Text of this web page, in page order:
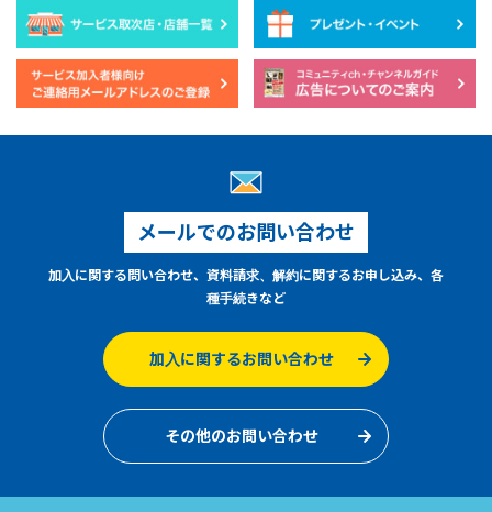
メールでのお問い合わせ
加入に関する問い合わせ、資料請求、解約に関するお申し込み、各
種手続きなど
加入に関するお問い合わせ
その他のお問い合わせ